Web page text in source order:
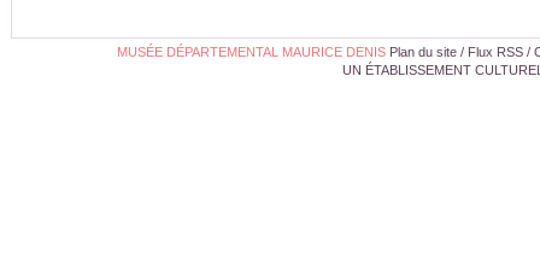
MUSÉE DÉPARTEMENTAL MAURICE DENIS Plan du site / Flux RSS /
UN ÉTABLISSEMENT